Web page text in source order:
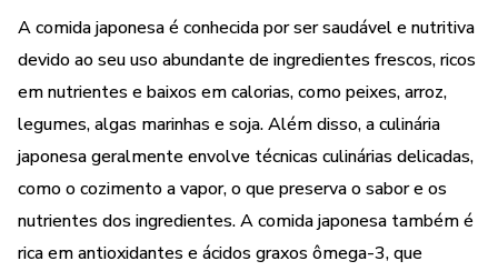
A comida japonesa é conhecida por ser saudável e nutritiva
devido ao seu uso abundante de ingredientes frescos, ricos
em nutrientes e baixos em calorias, como peixes, arroz,
legumes, algas marinhas e soja. Além disso, a culinária
japonesa geralmente envolve técnicas culinárias delicadas,
como o cozimento a vapor, o que preserva o sabor e os
nutrientes dos ingredientes. A comida japonesa também é
rica em antioxidantes e ácidos graxos ômega-3, que